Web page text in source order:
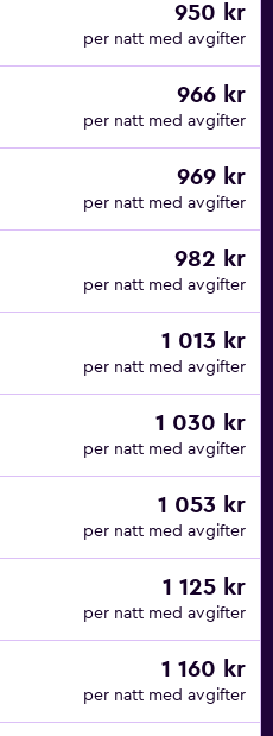
950 kr
per natt med avgifter
966 kr
per natt med avgifter
969 kr
per natt med avgifter
982 kr
per natt med avgifter
1 013 kr
per natt med avgifter
1 030 kr
per natt med avgifter
1 053 kr
per natt med avgifter
1 125 kr
per natt med avgifter
1 160 kr
per natt med avgifter